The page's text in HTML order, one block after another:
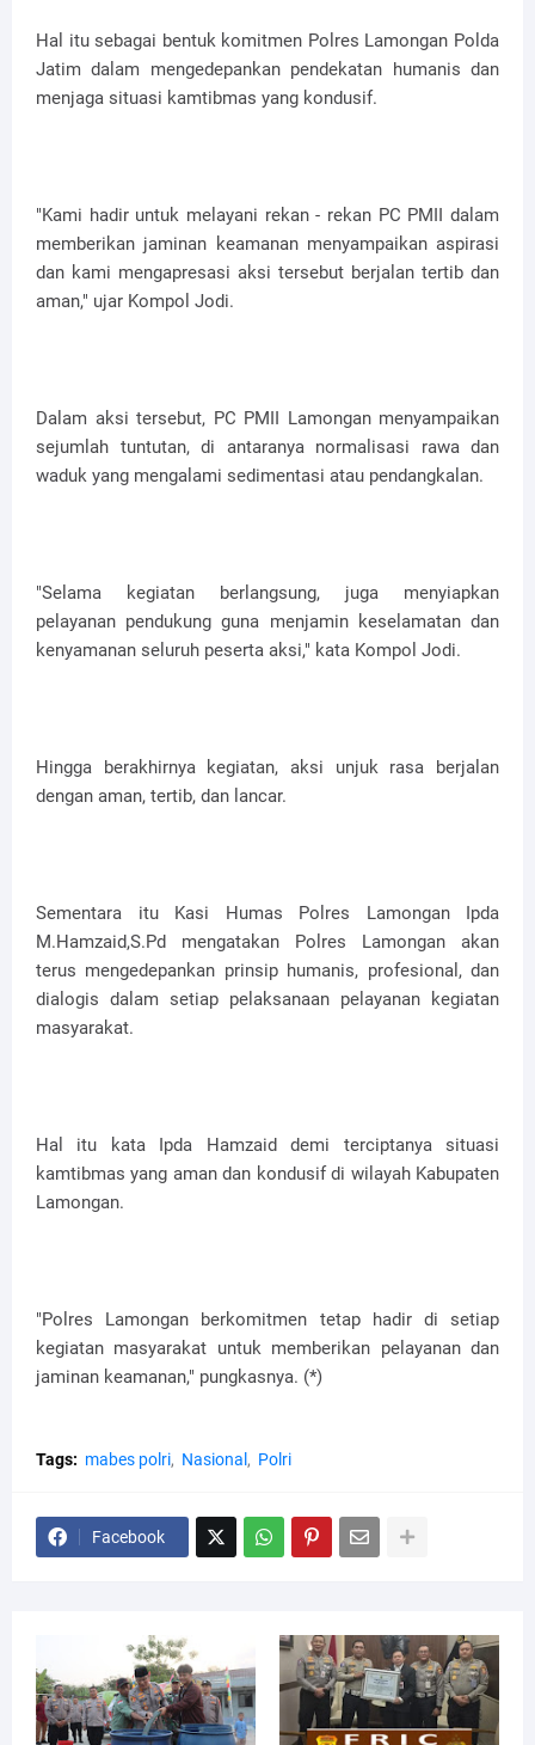
Hal itu sebagai bentuk komitmen Polres Lamongan Polda
Jatim dalam mengedepankan pendekatan humanis dan
menjaga situasi kamtibmas yang kondusif.
"Kami hadir untuk melayani rekan - rekan PC PMII dalam
memberikan jaminan keamanan menyampaikan aspirasi
dan kami mengapresasi aksi tersebut berjalan tertib dan
aman," ujar Kompol Jodi.
Dalam aksi tersebut, PC PMII Lamongan menyampaikan
sejumlah tuntutan, di antaranya normalisasi rawa dan
waduk yang mengalami sedimentasi atau pendangkalan.
"Selama kegiatan berlangsung, juga menyiapkan
pelayanan pendukung guna menjamin keselamatan dan
kenyamanan seluruh peserta aksi," kata Kompol Jodi.
Hingga berakhirnya kegiatan, aksi unjuk rasa berjalan
dengan aman, tertib, dan lancar.
Sementara itu Kasi Humas Polres Lamongan Ipda
M.Hamzaid,S.Pd mengatakan Polres Lamongan akan
terus mengedepankan prinsip humanis, profesional, dan
dialogis dalam setiap pelaksanaan pelayanan kegiatan
masyarakat.
Hal itu kata Ipda Hamzaid demi terciptanya situasi
kamtibmas yang aman dan kondusif di wilayah Kabupaten
Lamongan.
"Polres Lamongan berkomitmen tetap hadir di setiap
kegiatan masyarakat untuk memberikan pelayanan dan
jaminan keamanan," pungkasnya. (*)
Tags: mabes polri Nasional Polri
Facebook